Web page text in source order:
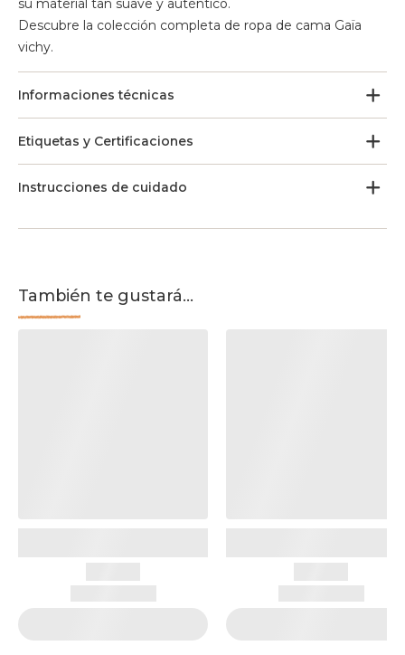
su material tan suave y auténtico.
Descubre la colección completa de ropa de cama Gaïa
vichy.
Informaciones técnicas
Etiquetas y Certificaciones
Instrucciones de cuidado
También te gustará...